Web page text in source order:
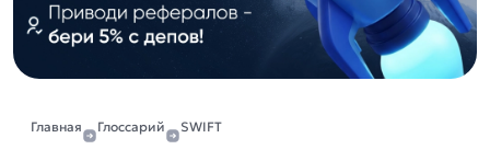
Главная Глоссарий SWIFT